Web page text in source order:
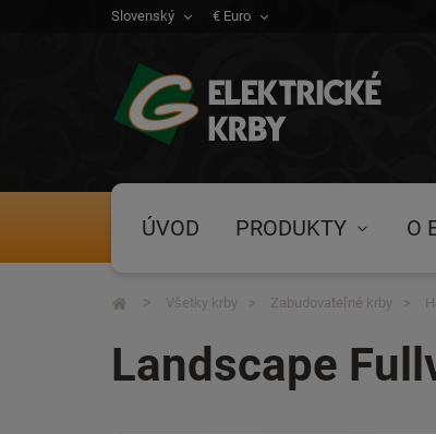
Slovenský € Euro
ÚVOD PRODUKTY O
Landscape
Všetky krby Zabudovateľné krby